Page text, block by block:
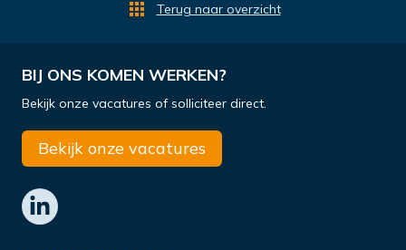
Terug naar overzicht
BIJ ONS KOMEN WERKEN?
Bekijk onze vacatures of solliciteer direct.
Bekijk onze vacatures